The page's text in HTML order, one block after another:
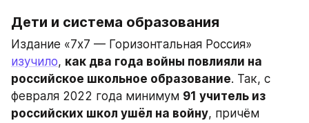
Дети и система образования
изучило, как два года войны повлияли на
российское школьное образование. Так, с
февраля 2022 года минимум 91 учитель из
российских школ ушёл на войну, причём